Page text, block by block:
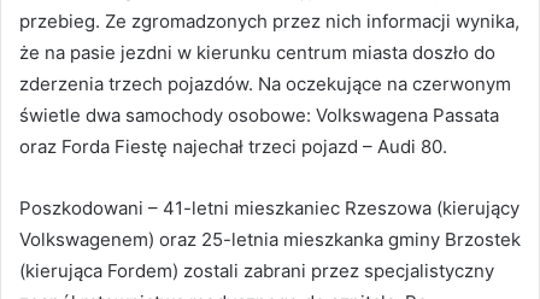
przebieg. Ze zgromadzonych przez nich informacji wynika,
że na pasie jezdni w kierunku centrum miasta doszło do
zderzenia trzech pojazdów. Na oczekujące na czerwonym
świetle dwa samochody osobowe: Volkswagena Passata
oraz Forda Fiestę najechał trzeci pojazd – Audi 80.
Poszkodowani – 41-letni mieszkaniec Rzeszowa (kierujący
Volkswagenem) oraz 25-letnia mieszkanka gminy Brzostek
(kierująca Fordem) zostali zabrani przez specjalistyczny